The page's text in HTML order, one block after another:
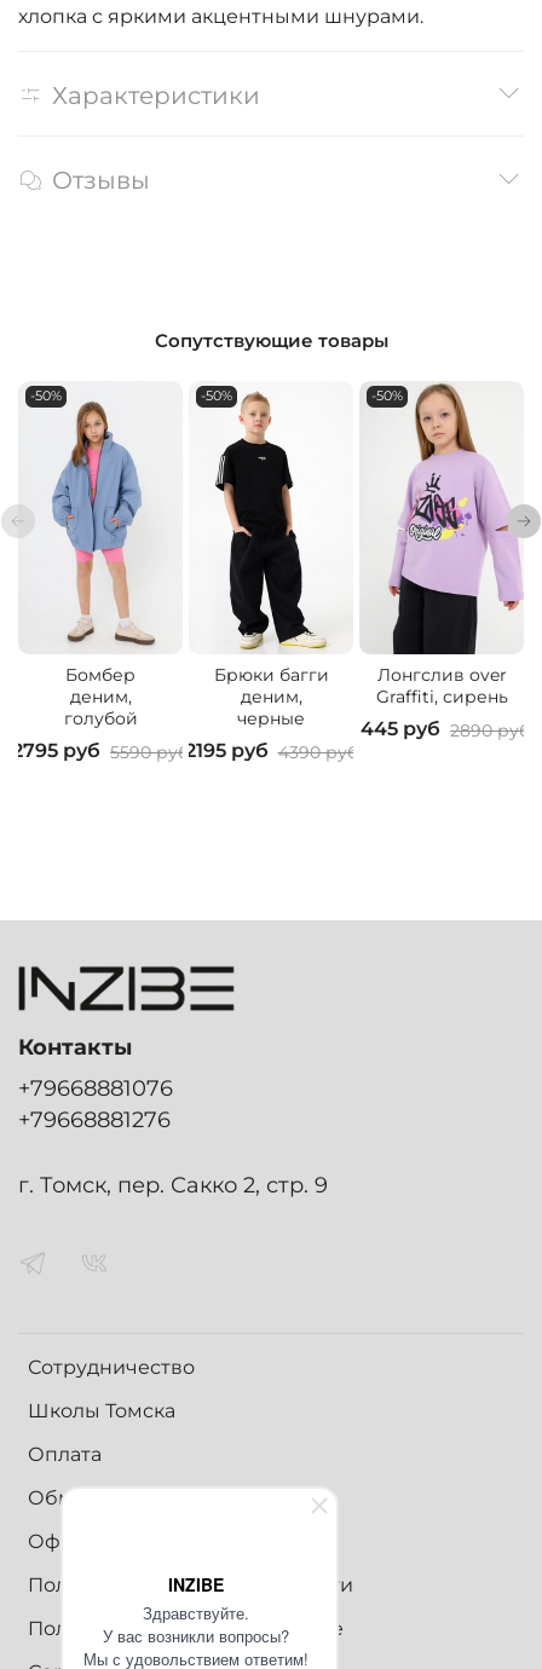
INZIBE
Здравствуйте.
У вас возникли вопросы?
Мы с удовольствием ответим!
хлопка с яркими акцентными шнурами.
Характеристики
Отзывы
Сопутствующие товары
-50%
Бомбер
деним,
голубой
2795 руб 5590 руб
-50%
Брюки багги
деним,
черные
2195 руб 4390 руб
-50%
Лонгслив over
Graffiti, сирень
1445 руб 2890 руб
Сотрудничество
Школы Томска
Оплата
Обмен и возврат
Оферта
Политика конфиденциальности
Пользовательское соглашение
Контакты
+79668881076
+79668881276
г. Томск, пер. Сакко 2, стр. 9